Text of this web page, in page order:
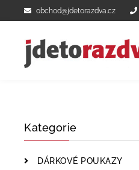
obchod@jdetorazdva.cz
Kategorie
DÁRKOVÉ POUKAZY